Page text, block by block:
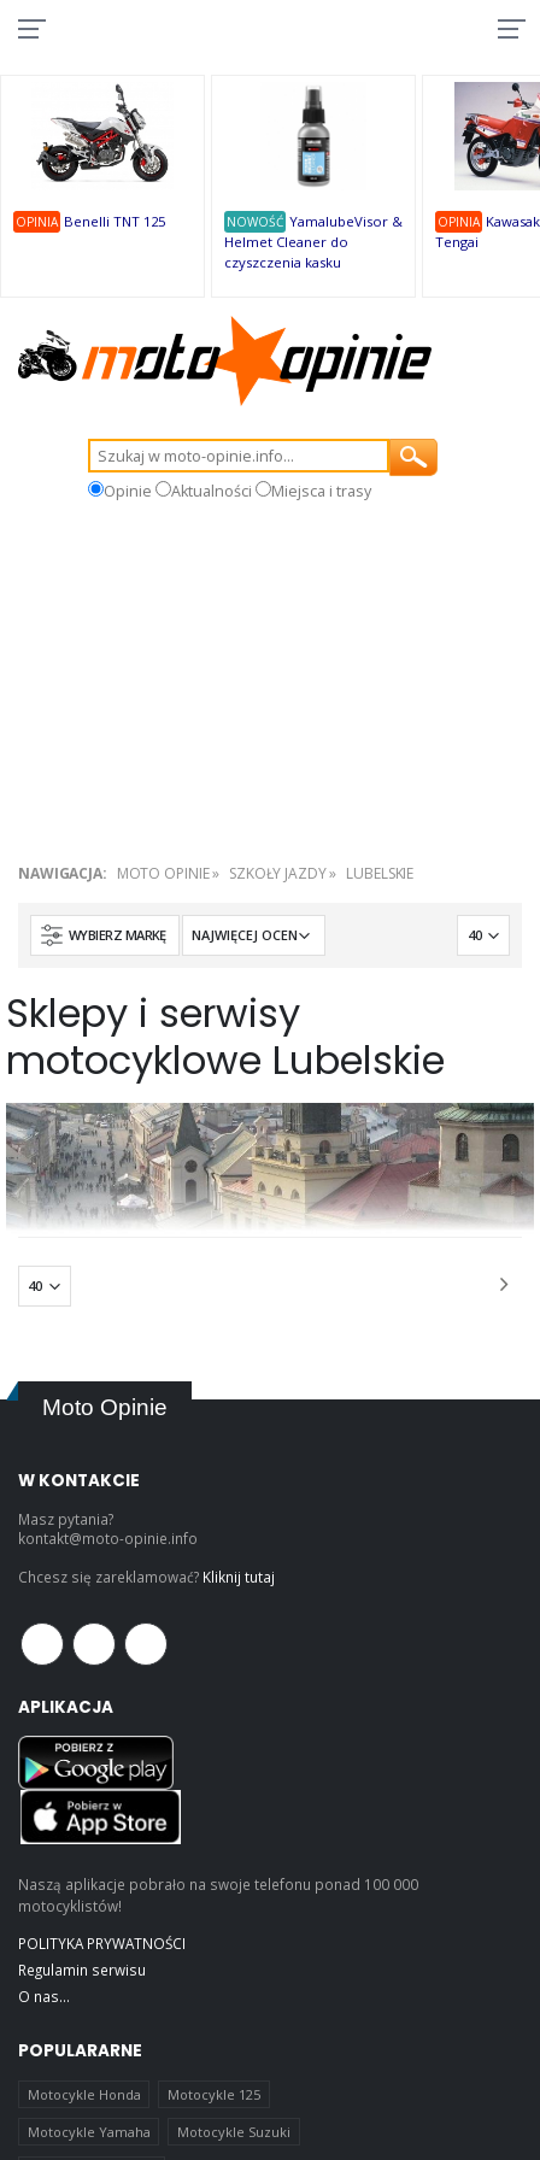
OPINIA Benelli TNT 125 NOWOŚĆ YamalubeVisor &
Helmet Cleaner do
czyszczenia kasku
OPINIA
Tengai
Opinie Aktualności Miejsca i trasy
NAWIGACJA: MOTO OPINIE» SZKOŁY JAZDY» LUBELSKIE
WYBIERZ MARKĘ
Sklepy i serwisy
motocyklowe Lubelskie
Moto Opinie
W KONTAKCIE
Masz pytania?
kontakt@moto-opinie.info
Chcesz się zareklamować? Kliknij tutaj
APLIKACJA
Naszą aplikacje pobrało na swoje telefonu ponad 100 000
motocyklistów!
POLITYKA PRYWATNOŚCI
Regulamin serwisu
O nas...
POPULARARNE
Motocykle Honda Motocykle 125
Motocykle Yamaha Motocykle Suzuki